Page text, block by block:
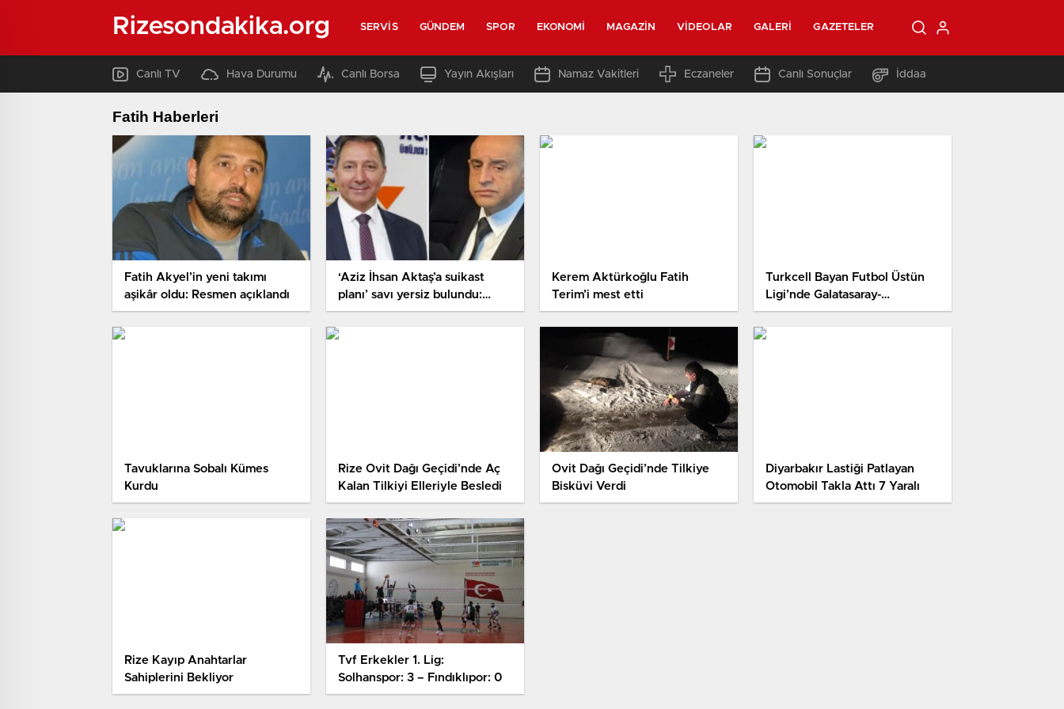
Rizesondakika.org SERVIS GÜNDEM SPOR EKONOMI MAGAZIN VIDEOLAR GALERI GAZETELER
Canlı TV Hava Durumu Canlı Borsa Yayın Akışları Namaz Vakitleri Eczaneler Canlı Sonuçlar İddaa
Fatih Haberleri
Fatih Akyel’in yeni takımı
aşikâr oldu: Resmen açıklandı
‘Aziz İhsan Aktaş’a suikast
planı’ savı yersiz bulundu:
Savcılıktan ‘kovuşturmaya yer
yok’ kararı
Kerem Aktürkoğlu Fatih
Terim’i mest etti
Turkcell Bayan Futbol Üstün
Ligi’nde Galatasaray-
Fenerbahçe derbisi
Tavuklarına Sobalı Kümes
Kurdu
Rize Ovit Dağı Geçidi’nde Aç
Kalan Tilkiyi Elleriyle Besledi
Ovit Dağı Geçidi’nde Tilkiye
Bisküvi Verdi
Diyarbakır Lastiği Patlayan
Otomobil Takla Attı 7 Yaralı
Rize Kayıp Anahtarlar
Sahiplerini Bekliyor
Tvf Erkekler 1. Lig:
Solhanspor: 3 – Fındıklıpor: 0